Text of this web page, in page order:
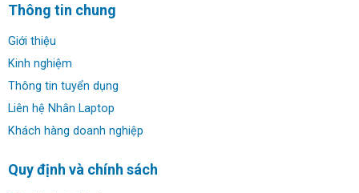
Thông tin chung
Giới thiệu
Kinh nghiệm
Thông tin tuyển dụng
Liên hệ Nhân Laptop
Khách hàng doanh nghiệp
Quy định và chính sách